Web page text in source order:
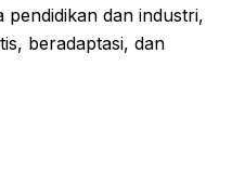
pendidikan dan industri,
beradaptasi, dan